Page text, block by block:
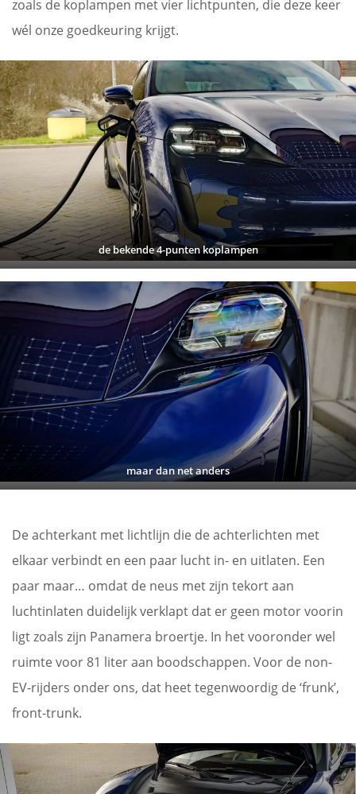
zoals de koplampen met vier lichtpunten, die deze keer
wél onze goedkeuring krijgt.
de bekende 4-punten koplampen
maar dan net anders
De achterkant met lichtlijn die de achterlichten met
elkaar verbindt en een paar lucht in- en uitlaten. Een
paar maar… omdat de neus met zijn tekort aan
luchtinlaten duidelijk verklapt dat er geen motor voorin
ligt zoals zijn Panamera broertje. In het vooronder wel
ruimte voor 81 liter aan boodschappen. Voor de non-
EV-rijders onder ons, dat heet tegenwoordig de ‘frunk’,
front-trunk.